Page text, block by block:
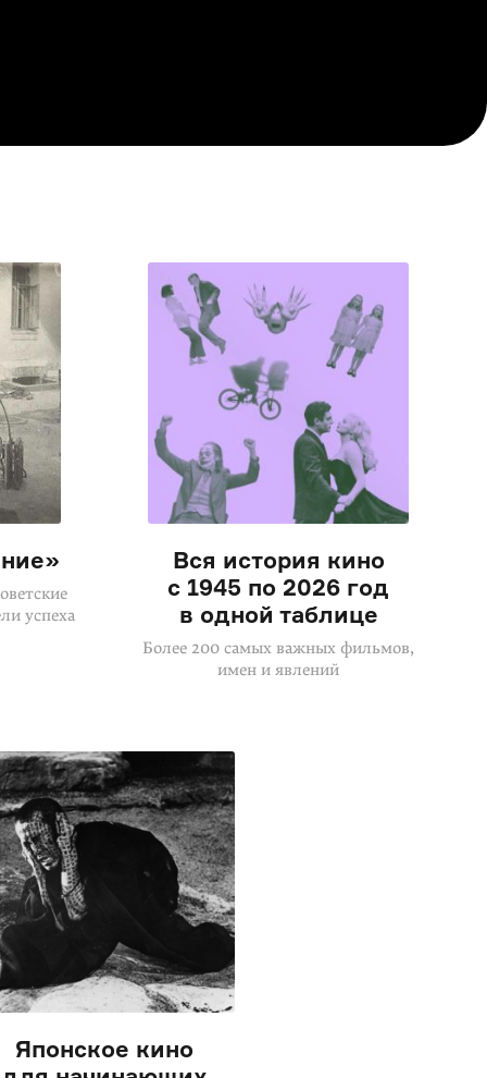
успеха
Вся история кино
с 1945 по 2026 год
в одной таблице
Более 200 самых важных фильмов,
имен и явлений
Японское кино